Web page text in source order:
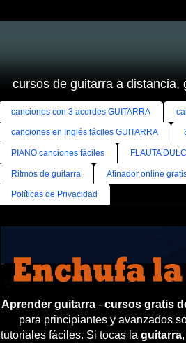
cursos de guitarra a distancia,
canciones con 3 acordes GUITARRA
canciones en Inglés fáciles GUITARRA
PIANO canciones fáciles FLAUTA
Ritmos de guitarra Afinador online
Políticas de Privacidad
Aprender guitarra- cursos gratis
para principiantes y avanzados
tutoriales fáciles. Si tocas la guitarra